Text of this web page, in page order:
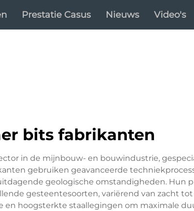
Prestatie Casus Nieuws Video's
bits fabrikanten
in de mijnbouw- en bouwindustrie,
gebruiken geavanceerde
geologische omstandigheden. Hun
gesteentesoorten, variërend van zacht
hoogsterkte staallegingen om maximale